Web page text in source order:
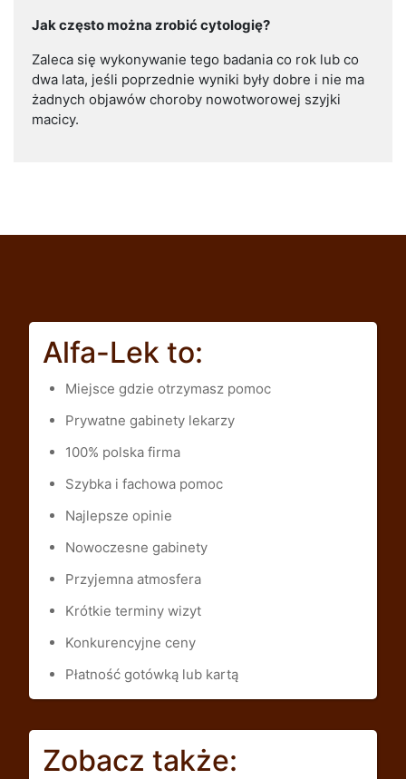
Jak często można zrobić cytologię?
Zaleca się wykonywanie tego badania co rok lub co
dwa lata, jeśli poprzednie wyniki były dobre i nie ma
żadnych objawów choroby nowotworowej szyjki
macicy.
Alfa-Lek to:
Miejsce gdzie otrzymasz pomoc
Prywatne gabinety lekarzy
100% polska firma
Szybka i fachowa pomoc
Najlepsze opinie
Nowoczesne gabinety
Przyjemna atmosfera
Krótkie terminy wizyt
Konkurencyjne ceny
Płatność gotówką lub kartą
Zobacz także: